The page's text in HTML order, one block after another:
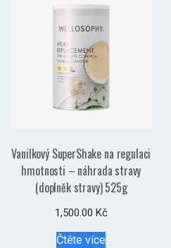
Vanilkový SuperShake na regulaci
hmotnosti – náhrada stravy
(doplněk stravy) 525g
1,500.00 Kč
Čtěte více